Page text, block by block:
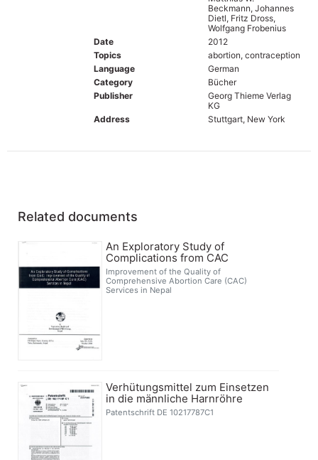
Beckmann, Johannes
Dietl, Fritz Dross,
Wolfgang Frobenius
Date
2012
Topics
abortion, contraception
Language
German
Category
Bücher
Publisher
Georg Thieme Verlag
KG
Address
Stuttgart, New York
Related documents
An Exploratory Study of
Complications from CAC
Improvement of the Quality of
Comprehensive Abortion Care (CAC)
Services in Nepal
Verhütungsmittel zum Einsetzen
in die männliche Harnröhre
Patentschrift DE 10217787C1